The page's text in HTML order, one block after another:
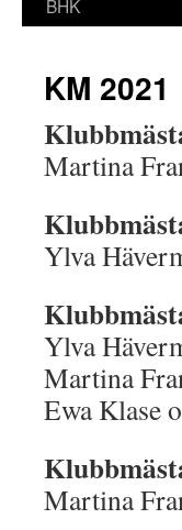
BHK
KM 2021
Martina
Ylva
Ylva
Martina
Ewa Klase
Martina